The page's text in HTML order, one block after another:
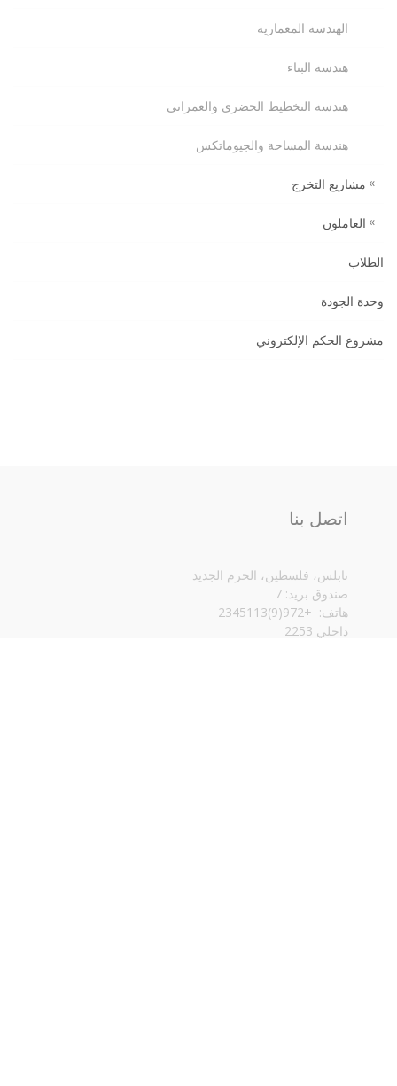
الهندسة المعمارية
هندسة البناء
هندسة التخطيط الحضري والعمراني
هندسة المساحة والجيوماتكس
مشاريع التخرج
العاملون
الطلاب
وحدة الجودة
مشروع الحكم الإلكتروني
اتصل بنا
نابلس، فلسطين، الحرم الجديد
صندوق بريد: 7
هاتف: +972(9)2345113
داخلي 2253